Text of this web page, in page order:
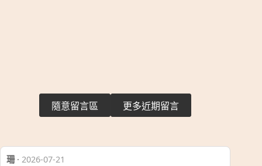
隨意留言區 更多近期留言
珊· 2026-07-21